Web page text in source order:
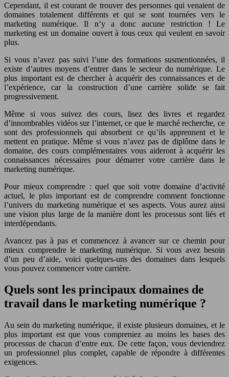
Cependant, il est courant de trouver des personnes qui venaient de
domaines totalement différents et qui se sont tournées vers le
marketing numérique. Il n’y a donc aucune restriction ! Le
marketing est un domaine ouvert à tous ceux qui veulent en savoir
plus.
Si vous n’avez pas suivi l’une des formations susmentionnées, il
existe d’autres moyens d’entrer dans le secteur du numérique. Le
plus important est de chercher à acquérir des connaissances et de
l’expérience, car la construction d’une carrière solide se fait
progressivement.
Même si vous suivez des cours, lisez des livres et regardez
d’innombrables vidéos sur l’internet, ce que le marché recherche, ce
sont des professionnels qui absorbent ce qu’ils apprennent et le
mettent en pratique. Même si vous n’avez pas de diplôme dans le
domaine, des cours complémentaires vous aideront à acquérir les
connaissances nécessaires pour démarrer votre carrière dans le
marketing numérique.
Pour mieux comprendre : quel que soit votre domaine d’activité
actuel, le plus important est de comprendre comment fonctionne
l’univers du marketing numérique et ses aspects. Vous aurez ainsi
une vision plus large de la manière dont les processus sont liés et
interdépendants.
Avancez pas à pas et commencez à avancer sur ce chemin pour
mieux comprendre le marketing numérique. Si vous avez besoin
d’un peu d’aide, voici quelques-uns des domaines dans lesquels
vous pouvez commencer votre carrière.
Quels sont les principaux domaines de
travail dans le marketing numérique ?
Au sein du marketing numérique, il existe plusieurs domaines, et le
plus important est que vous compreniez au moins les bases des
processus de chacun d’entre eux. De cette façon, vous deviendrez
un professionnel plus complet, capable de répondre à différentes
exigences.